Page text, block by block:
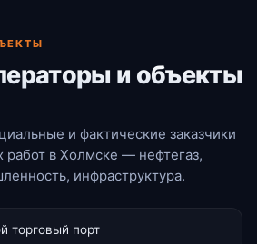
и объекты
и фактические заказчики
работ в Холмске — нефтегаз,
инфраструктура.
торговый порт